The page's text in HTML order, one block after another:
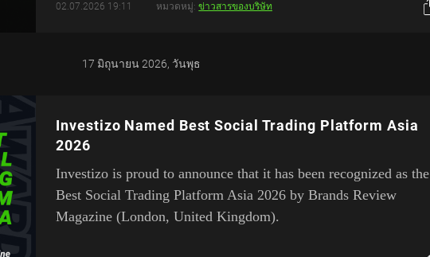
02.07.2026 19:11 หมวดหมู่:ข่าวสารของบริษัท
17 มิถุนายน 2026, วันพุธ
Investizo Named Best Social Trading Platform Asia
2026
Investizo is proud to announce that it has been recognized as the
Best Social Trading Platform Asia 2026 by Brands Review
Magazine (London, United Kingdom).